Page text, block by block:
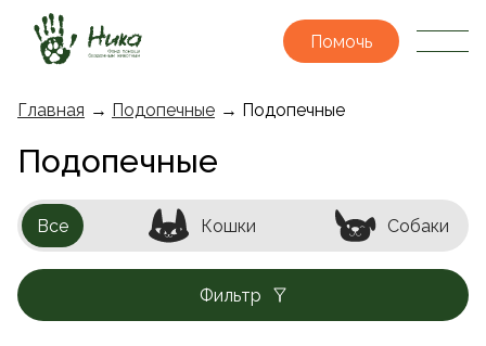
Помочь
Главная → Подопечные → Подопечные
Подопечные
Все Кошки Собаки
Фильтр